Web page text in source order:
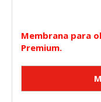
Membrana para
Premium.